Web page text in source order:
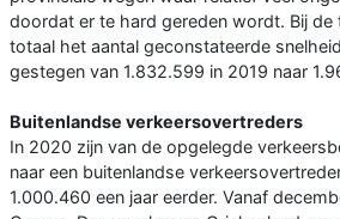
doordat er te hard gereden wordt. Bij de
totaal het aantal geconstateerde
gestegen van 1.832.599 in 2019 naar
Buitenlandse verkeersovertreders
In 2020 zijn van de opgelegde
naar een buitenlandse
1.000.460 een jaar eerder. Vanaf